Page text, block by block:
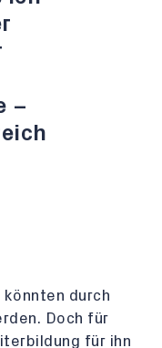
–
durch
Doch für
für ihn